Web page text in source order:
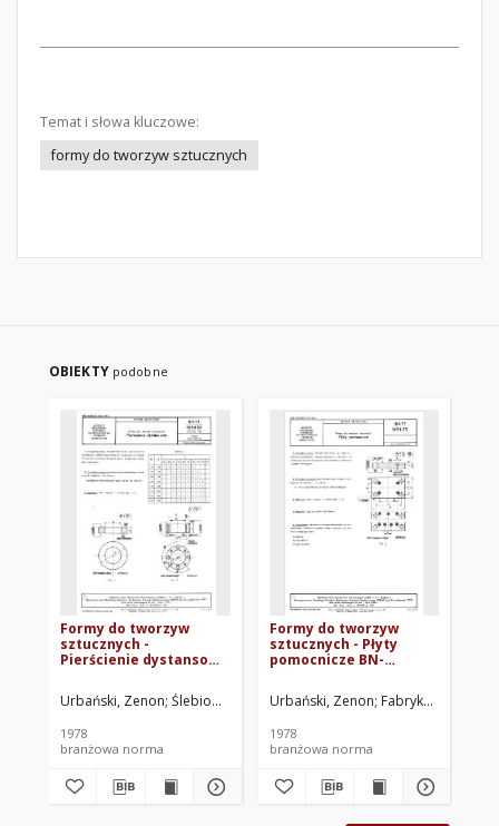
Temat i słowa kluczowe:
formy do tworzyw sztucznych
OBIEKTY podobne
Formy do tworzyw
sztucznych -
Pierścienie dystansowe
Urbański, Zenon Ślebioda, Krzysztof Fabryka Pras Automatycznych
1978
branżowa norma
Formy do tworzyw
sztucznych - Płyty
pomocnicze BN-
Urbański, Zenon Fabryka Pras
1978
branżowa norma